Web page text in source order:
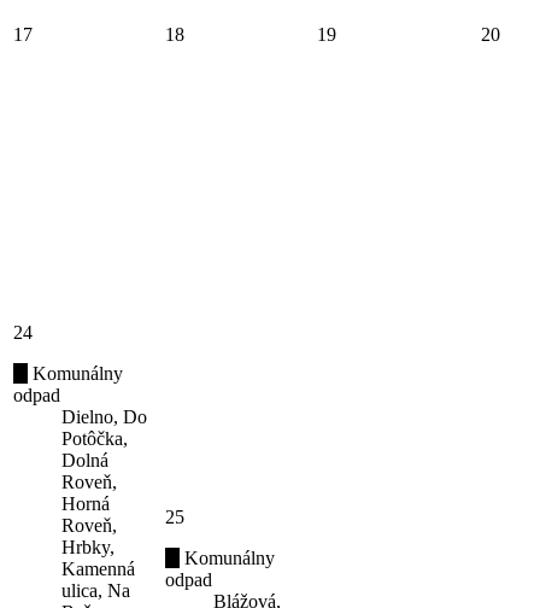
17 18 19 20
24
Komunálny
odpad
Dielno, Do
Potôčka,
Dolná
Roveň,
Horná
Roveň,
Hrbky,
Kamenná
ulica, Na
25
Komunálny
odpad
Blážová,